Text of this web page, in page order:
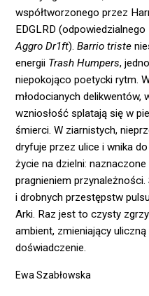
współtworzonego przez
EDGLRD
Aggro Dr1ft).Barrio triste
energii Trash Humpers,
niepokojąco poetycki rytm.
młodocianych delikwentów,
wzniosłość splatają się w
śmierci. W ziarnistych,
dryfuje przez ulice i wnika
życie na dzielni:
pragnieniem
i drobnych przestępstw
Arki. Raz jest to czysty
ambient, zmieniający
doświadczenie.
Ewa Szabłowska